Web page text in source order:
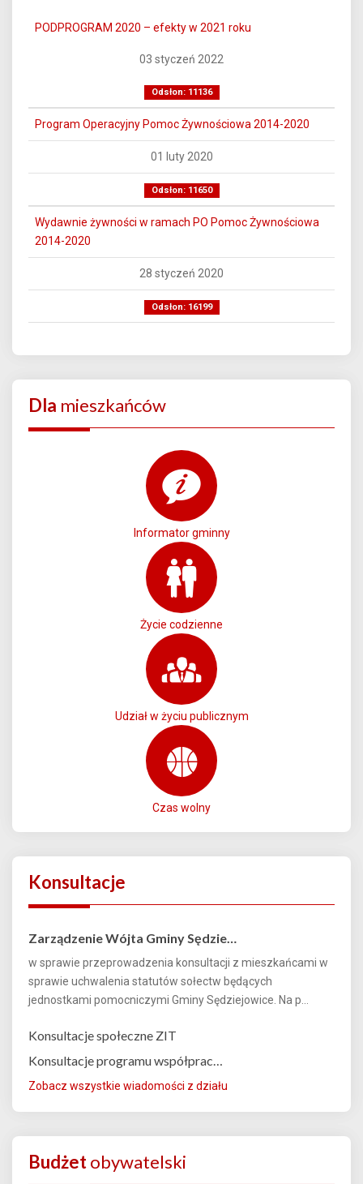
PODPROGRAM 2020 – efekty w 2021 roku
03 styczeń 2022
Odsłon: 11136
Program Operacyjny Pomoc Żywnościowa 2014-2020
01 luty 2020
Odsłon: 11650
Wydawnie żywności w ramach PO Pomoc Żywnościowa
2014-2020
28 styczeń 2020
Odsłon: 16199
Dla mieszkańców
Informator gminny
Życie codzienne
Udział w życiu publicznym
Czas wolny
Konsultacje
Zarządzenie Wójta Gminy Sędzie…
w sprawie przeprowadzenia konsultacji z mieszkańcami w
sprawie uchwalenia statutów sołectw będących
jednostkami pomocniczymi Gminy Sędziejowice. Na p...
Konsultacje społeczne ZIT
Konsultacje programu współprac…
Zobacz wszystkie wiadomości z działu
Budżetobywatelski